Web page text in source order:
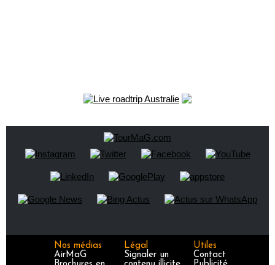
Nos médias
AirMaG
Légal
Signaler un
Utiles
Contact